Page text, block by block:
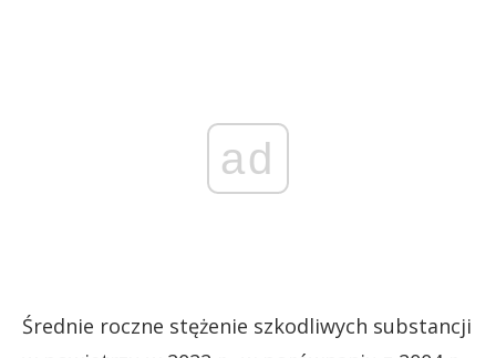
ad
Średnie roczne stężenie szkodliwych substancji